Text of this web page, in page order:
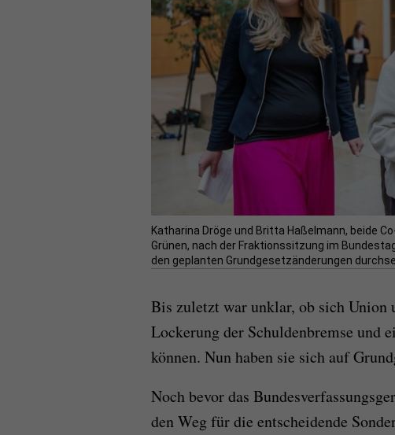
Katharina Dröge und Britta Haßelmann, beide
Grünen, nach der Fraktionssitzung im
den geplanten Grundgesetzänderungen
Bis zuletzt war unklar, ob sich Union
Lockerung der Schuldenbremse und
können. Nun haben sie sich auf
Noch bevor das
den Weg für die entscheidende